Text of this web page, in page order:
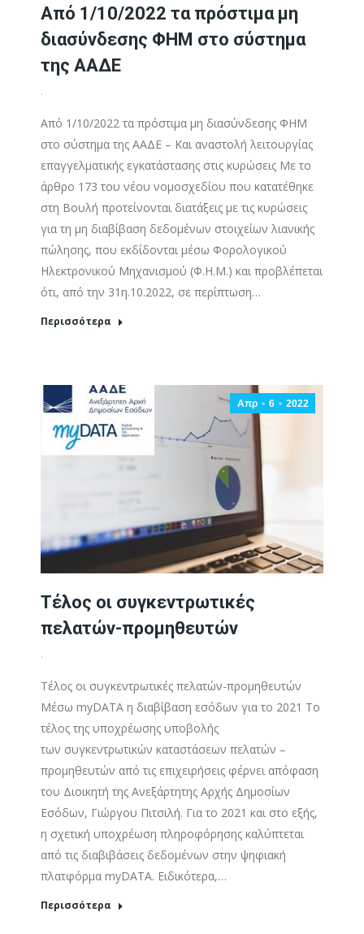
Από 1/10/2022 τα πρόστιμα μη
διασύνδεσης ΦΗΜ στο σύστημα
της ΑΑΔΕ
.
Από 1/10/2022 τα πρόστιμα μη διασύνδεσης ΦΗΜ
στο σύστημα της ΑΑΔΕ – Και αναστολή λειτουργίας
επαγγελματικής εγκατάστασης στις κυρώσεις Με το
άρθρο 173 του νέου νομοσχεδίου που κατατέθηκε
στη Βουλή προτείνονται διατάξεις με τις κυρώσεις
για τη μη διαβίβαση δεδομένων στοιχείων λιανικής
πώλησης, που εκδίδονται μέσω Φορολογικού
Ηλεκτρονικού Μηχανισμού (Φ.Η.Μ.) και προβλέπεται
ότι, από την 31η.10.2022, σε περίπτωση…
Περισσότερα
Απρ 6 2022
Τέλος οι συγκεντρωτικές
πελατών-προμηθευτών
.
Τέλος οι συγκεντρωτικές πελατών-προμηθευτών
Μέσω myDATA η διαβίβαση εσόδων για το 2021 Το
τέλος της υποχρέωσης υποβολής
των συγκεντρωτικών καταστάσεων πελατών –
προμηθευτών από τις επιχειρήσεις φέρνει απόφαση
του Διοικητή της Ανεξάρτητης Αρχής Δημοσίων
Εσόδων, Γιώργου Πιτσιλή. Για το 2021 και στο εξής,
η σχετική υποχρέωση πληροφόρησης καλύπτεται
από τις διαβιβάσεις δεδομένων στην ψηφιακή
πλατφόρμα myDATA. Ειδικότερα,…
Περισσότερα